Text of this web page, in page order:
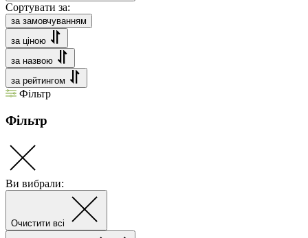
Сортувати за:
за замовчуванням
за ціною
за назвою
за рейтингом
Фільтр
Фільтр
Ви вибрали:
Очистити всі